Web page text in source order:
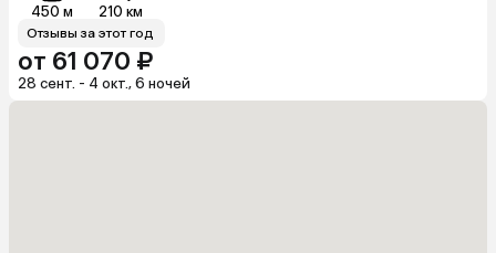
450 м 210 км
Отзывы за этот год
от 61 070 ₽
28 сент. - 4 окт., 6 ночей